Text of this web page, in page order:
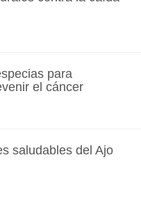
para
el cáncer
saludables del Ajo